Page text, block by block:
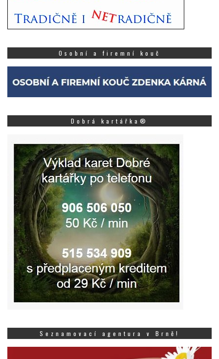
Osobní a firemní kouč
Dobrá kartářka®
Seznamovací agentura v Brně!